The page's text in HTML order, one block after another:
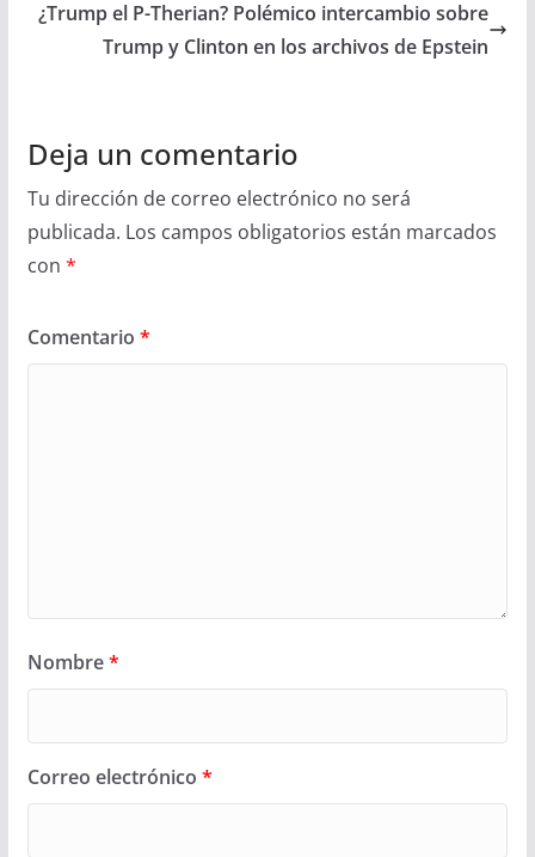
¿Trump el P-Therian? Polémico intercambio sobre
Trump y Clinton en los archivos de Epstein
Deja un comentario
Tu dirección de correo electrónico no será
publicada. Los campos obligatorios están marcados
con *
Comentario *
Nombre*
Correo electrónico *